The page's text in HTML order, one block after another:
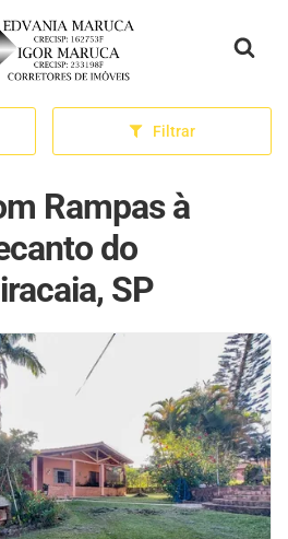
inicial
Filtrar
Rampas à
do
SP